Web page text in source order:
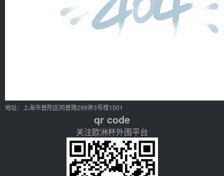
地址：上海市普陀区同普路299弄3号楼1501
qr code
关注欧洲杯外围平台